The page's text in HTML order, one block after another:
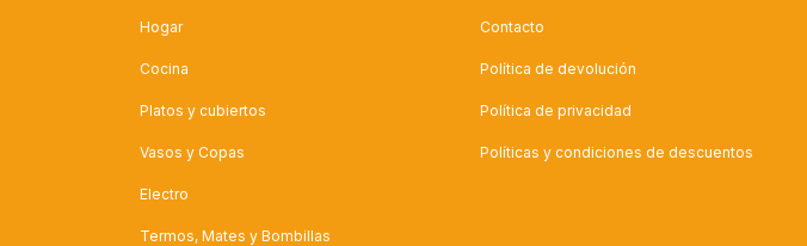
Hogar
Cocina
Platos y cubiertos
Vasos y Copas
Electro
Termos, Mates y Bombillas
Contacto
Política de devolución
Política de privacidad
Políticas y condiciones de descuentos